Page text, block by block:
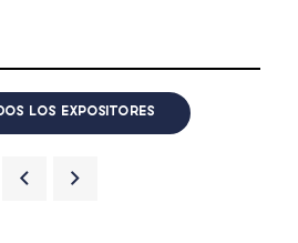
LOS EXPOSITORES